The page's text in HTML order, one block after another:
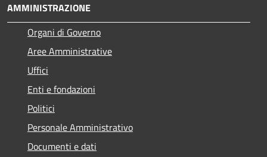
AMMINISTRAZIONE
Organi di Governo
Aree Amministrative
Uffici
Enti e fondazioni
Politici
Personale Amministrativo
Documenti e dati